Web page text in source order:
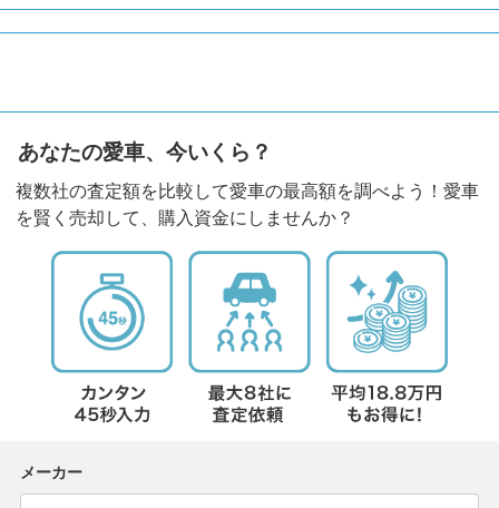
あなたの愛車、今いくら？
複数社の査定額を比較して愛車の最高額を調べよう！愛車
を賢く売却して、購入資金にしませんか？
メーカー